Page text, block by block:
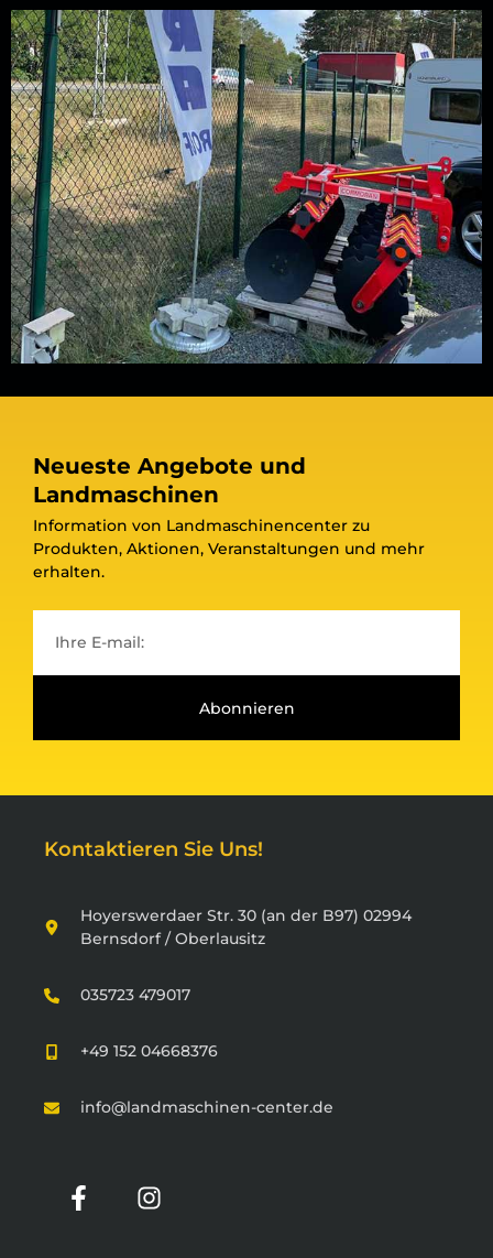
Neueste Angebote und
Landmaschinen
Information von Landmaschinencenter zu
Produkten, Aktionen, Veranstaltungen und mehr
erhalten.
Abonnieren
Kontaktieren Sie Uns!
Hoyerswerdaer Str. 30 (an der B97) 02994
Bernsdorf / Oberlausitz
035723 479017
+49 152 04668376
info@landmaschinen-center.de